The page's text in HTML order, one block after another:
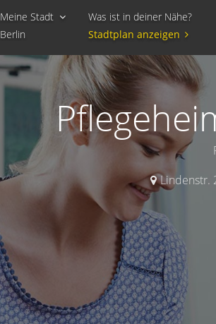
Meine Stadt
Berlin
Was ist in deiner Nähe?
Stadtplan anzeigen
Lindenstr.